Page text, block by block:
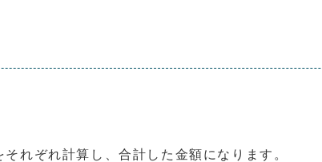
れぞれ計算し、合計した金額になります。